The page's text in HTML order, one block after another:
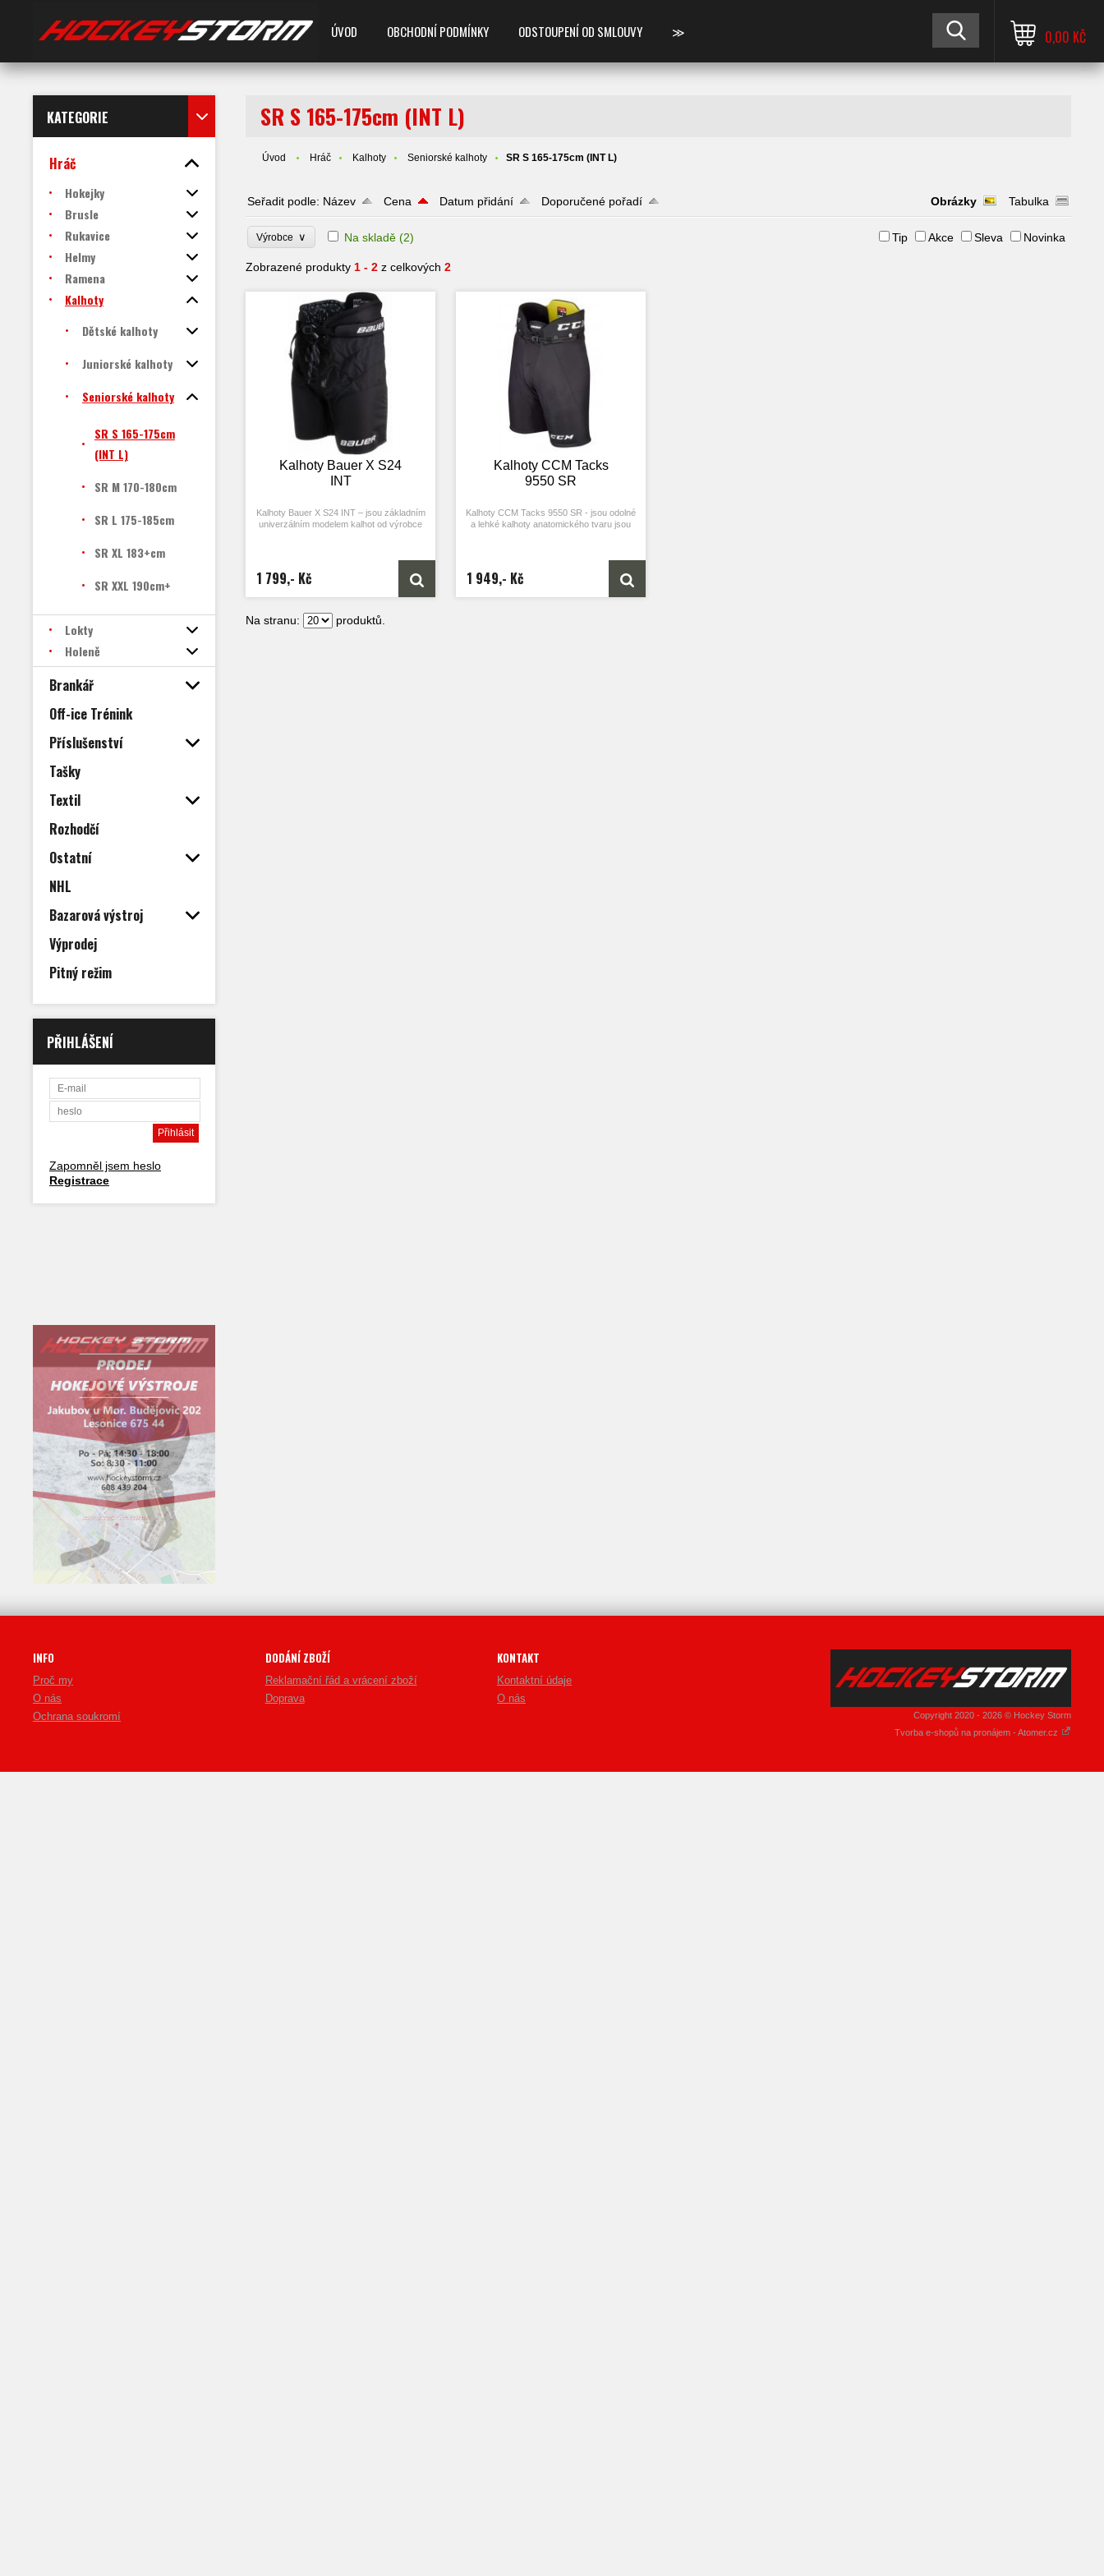
ÚVOD OBCHODNÍ PODMÍNKY ODSTOUPENÍ OD SMLOUVY ≫ 0,00 KČ
KATEGORIE
Hráč
Hokejky
Brusle
Rukavice
Helmy
Ramena
Kalhoty
Dětské kalhoty
Juniorské kalhoty
Seniorské kalhoty
SR S 165-175cm
(INT L)
SR M 170-180cm
SR L 175-185cm
SR XL 183+cm
SR XXL 190cm+
Lokty
Holeně
Brankář
Off-ice Trénink
Příslušenství
Tašky
Textil
Rozhodčí
Ostatní
NHL
Bazarová výstroj
Výprodej
Pitný režim
PŘIHLÁŠENÍ
Zapomněl jsem heslo
Registrace
SR S 165-175cm (INT L)
Úvod Hráč Kalhoty Seniorské kalhoty SR S 165-175cm (INT L)
Seřadit podle: Název Cena Datum přidání Doporučené pořadí Obrázky Tabulka
Výrobce ∨ Na skladě (2) Tip Akce Sleva Novinka
Zobrazené produkty 1 - 2 z celkových2
Kalhoty Bauer X S24
INT
Kalhoty Bauer X S24 INT – jsou základním
univerzálním modelem kalhot od výrobce
1 799,- Kč
Kalhoty CCM Tacks
9550 SR
Kalhoty CCM Tacks 9550 SR - jsou odolné
a lehké kalhoty anatomického tvaru jsou
1 949,- Kč
Na stranu: produktů.
INFO
Proč my
O nás
Ochrana soukromí
DODÁNÍ ZBOŽÍ
Reklamační řád a vrácení zboží
Doprava
KONTAKT
Kontaktní údaje
O nás
Copyright 2020 - 2026 © Hockey Storm
Tvorba e-shopů na pronájem - Atomer.cz